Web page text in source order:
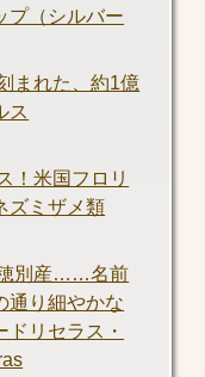
プ（シルバー
まれた、約1億
ス
！米国フロリ
ズミザメ類
穂別産……名前
通り細やかな
リセラス・